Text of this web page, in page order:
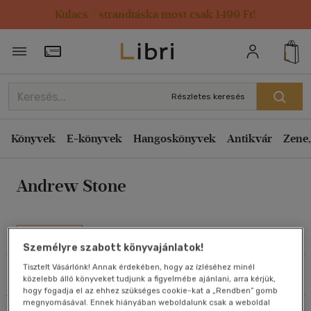
Kulacs / strandtáska most csak 1499 Ft!
Törzsvásárlói Kártya adatai
Részletes keresés
Könyvek E-könyvek Hangoskönyvek Antikvár
Andrew Stone
Művei
Szűrés Rendezés
Rendezés
Kiadás éve szerint csökkenő
Ár szerint csökkenő
Eladott darabszám szerint csökkenő
Cím szerint A-Z
Szerző szerint A-Z
Megjelenítés
Személyre szabott könyvajánlatok!
Tisztelt Vásárlónk! Annak érdekében, hogy az ízléséhez minél
közelebb álló könyveket tudjunk a figyelmébe ajánlani, arra kérjük,
hogy fogadja el az ehhez szükséges cookie-kat a „Rendben” gomb
megnyomásával. Ennek hiányában weboldalunk csak a weboldal